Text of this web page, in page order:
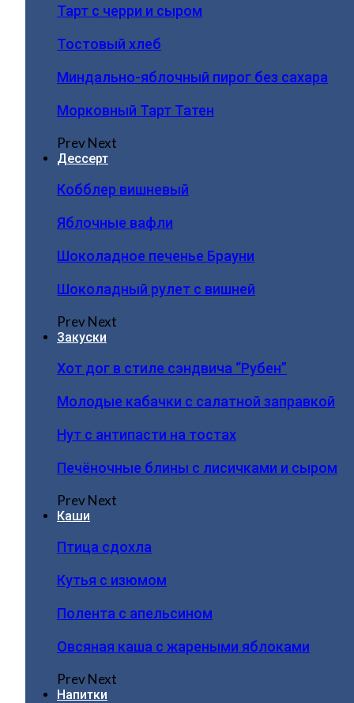
Тарт с черри и сыром
Тостовый хлеб
Миндально-яблочный пирог без сахара
Морковный Тарт Татен
PrevNext
Дессерт
Кобблер вишневый
Яблочные вафли
Шоколадное печенье Брауни
Шоколадный рулет с вишней
PrevNext
Закуски
Хот дог в стиле сэндвича “Рубен”
Молодые кабачки с салатной заправкой
Нут с антипасти на тостах
Печёночные блины с лисичками и сыром
PrevNext
Каши
Птица сдохла
Кутья с изюмом
Полента с апельсином
Овсяная каша с жареными яблоками
PrevNext
Напитки